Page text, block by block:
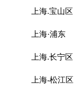
上海.宝山区
上海·浦东
上海.长宁区
上海-松江区